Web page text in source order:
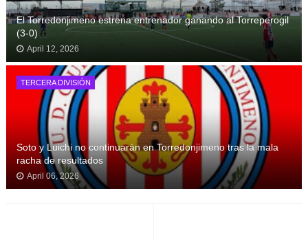
El Torredonjimeno estrena entrenador ganando al Torreperogil
(3-0)
April 12, 2026
TERCERA DIVISIÓN
Soto y Luichi no continuarán en Torredonjimeno tras la mala
racha de resultados
April 06, 2026